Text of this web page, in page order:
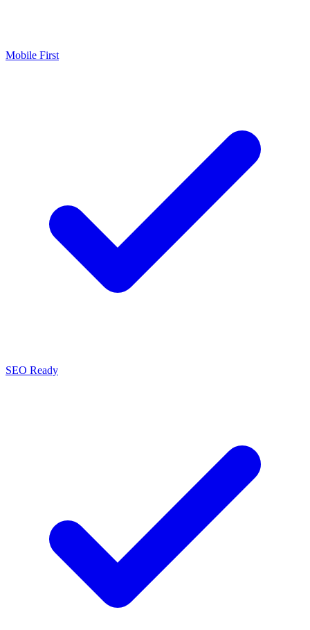
Mobile First
SEO Ready